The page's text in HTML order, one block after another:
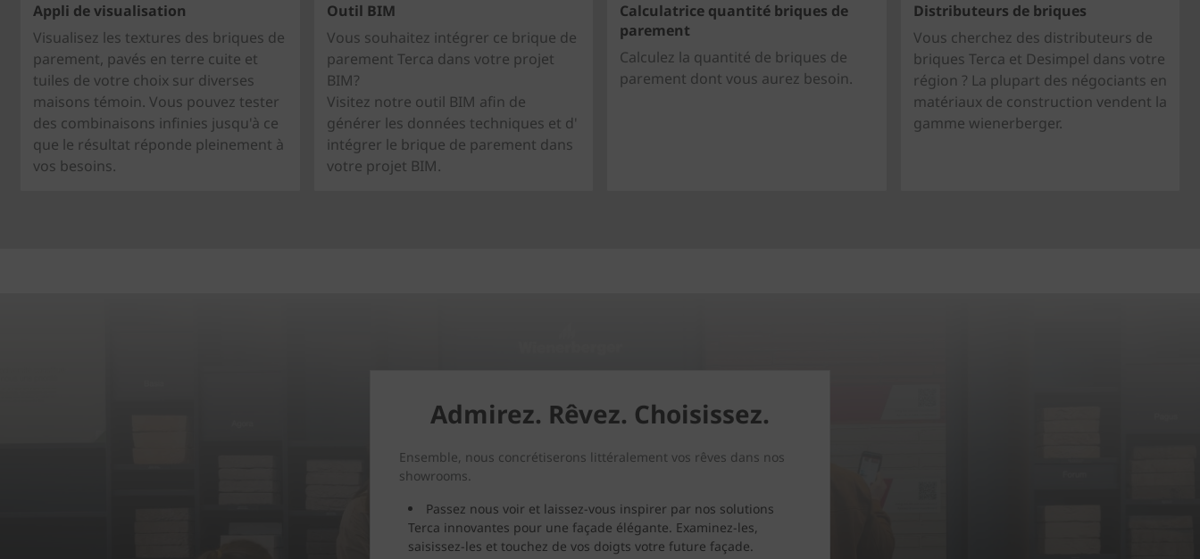
Appli de visualisation
Visualisez les textures des briques de
parement, pavés en terre cuite et
tuiles de votre choix sur diverses
maisons témoin. Vous pouvez tester
des combinaisons infinies jusqu'à ce
que le résultat réponde pleinement à
vos besoins.
Outil BIM
Vous souhaitez intégrer ce brique de
parement Terca dans votre projet
BIM?
Visitez notre outil BIM afin de
générer les données techniques et d'
intégrer le brique de parement dans
votre projet BIM.
Calculatrice quantité briques de
parement
Calculez la quantité de briques de
parement dont vous aurez besoin.
Distributeurs de briques
Vous cherchez des distributeurs de
briques Terca et Desimpel dans votre
région ? La plupart des négociants en
matériaux de construction vendent la
gamme wienerberger.
Admirez. Rêvez. Choisissez.
Ensemble, nous concrétiserons littéralement vos rêves dans nos
showrooms.
Passez nous voir et laissez-vous inspirer par nos solutions
Terca innovantes pour une façade élégante. Examinez-les,
saisissez-les et touchez de vos doigts votre future façade.